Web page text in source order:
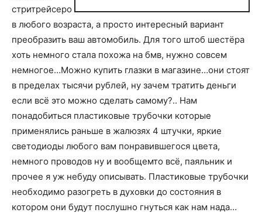
стритрейсеро
в любого возраста, а просто интересный вариант
преобразить ваш автомобиль. Для того штоб шестёра
хоть немного стала похожа на бмв, нужно совсем
немногое…Можно купить глазки в магазине…они стоят
в пределах тысячи рублей, ну зачем тратить деньги
если всё это можно сделать самому?.. Нам
понадобиться пластиковые трубочки которые
применялись раньше в жалюзях 4 штучки, яркие
светодиоды любого вам понравившегося цвета,
немного проводов ну и вообщемто всё, паяльник и
прочее я уж небуду описывать. Пластиковые трубочки
необходимо разогреть в духовки до состояния в
котором они будут послушно гнуться как нам нада…